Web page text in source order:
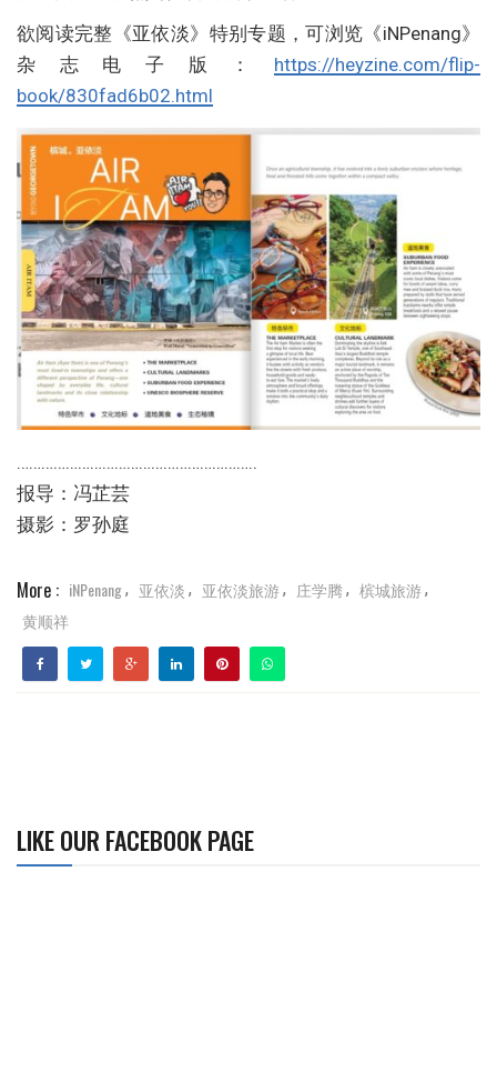
欲阅读完整《亚依淡》特别专题，可浏览《iNPenang》
杂志电子版： https://heyzine.com/flip-
book/830fad6b02.html
…………………………………………………..
报导：冯芷芸
摄影：罗孙庭
More : iNPenang, 亚依淡 , 亚依淡旅游, 庄学腾 , 槟城旅游,
黄顺祥
LIKE OUR FACEBOOK PAGE